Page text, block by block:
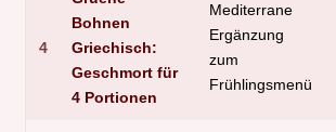
4
Bohnen
Griechisch:
Geschmort für
4 Portionen
Mediterrane
Ergänzung
zum
Frühlingsmenü